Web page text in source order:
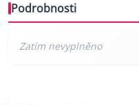
Podrobnosti